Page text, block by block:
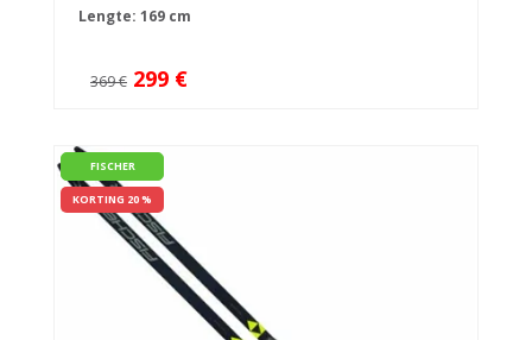
Lengte: 169 cm
369 € 299 €
FISCHER
KORTING 20 %